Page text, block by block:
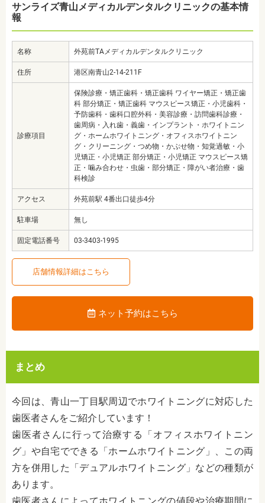
サンライズ青山メディカルデンタルクリニックの基本情
報
名称 外苑前TAメディカルデンタルクリニック
住所 港区南青山2-14-211F
診療項目
保険診療・矯正歯科・矯正歯科 ワイヤー矯正・矯正歯
科 部分矯正・矯正歯科 マウスピース矯正・小児歯科・
予防歯科・歯科口腔外科・美容診療・訪問歯科診療・
歯周病・入れ歯・義歯・インプラント・ホワイトニン
グ・ホームホワイトニング・オフィスホワイトニン
グ・クリーニング・つめ物・かぶせ物・知覚過敏・小
児矯正・小児矯正 部分矯正・小児矯正 マウスピース矯
正・噛み合わせ・虫歯・部分矯正・障がい者治療・歯
科検診
アクセス 外苑前駅 4番出口徒歩4分
駐車場 無し
固定電話番号 03-3403-1995
店舗情報詳細はこちら
ネット予約はこちら
まとめ
今回は、青山一丁目駅周辺でホワイトニングに対応した
歯医者さんをご紹介しています！
歯医者さんに行って治療する「オフィスホワイトニン
グ」や自宅でできる「ホームホワイトニング」、この両
方を併用した「デュアルホワイトニング」などの種類が
あります。
歯医者さんによってホワイトニングの値段や治療期間に